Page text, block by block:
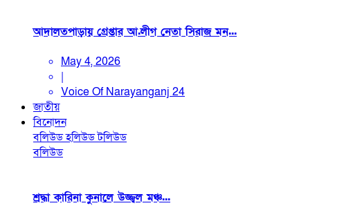
আদালতপাড়ায় গ্রেপ্তার আ.লীগ নেতা সিরাজ মন...
May 4, 2026
|
Voice Of Narayanganj 24
জাতীয়
বিনোদন
বলিউডহলিউডটলিউড
বলিউড
শ্রদ্ধা কারিনা কুনালে উজ্জ্বল মঞ্চ...